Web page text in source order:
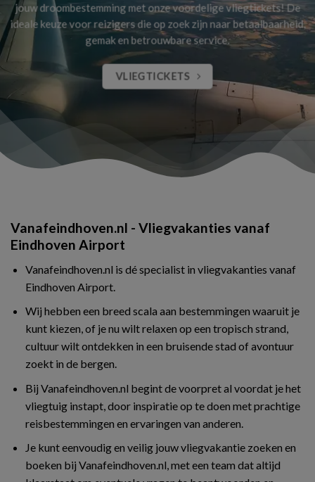
jouw droombestemming met onze voordelige vliegtickets! De
ideale keuze voor reizigers die op zoek zijn naar betaalbaarheid,
gemak en betrouwbare service.
VLIEGTICKETS
Vanafeindhoven.nl - Vliegvakanties vanaf
Eindhoven Airport
Vanafeindhoven.nl is dé specialist in vliegvakanties vanaf
Eindhoven Airport.
Wij hebben een breed scala aan bestemmingen waaruit je
kunt kiezen, of je nu wilt relaxen op een tropisch strand,
cultuur wilt ontdekken in een bruisende stad of avontuur
zoekt in de bergen.
Bij Vanafeindhoven.nl begint de voorpret al voordat je het
vliegtuig instapt, door inspiratie op te doen met prachtige
reisbestemmingen en ervaringen van anderen.
Je kunt eenvoudig en veilig jouw vliegvakantie zoeken en
boeken bij Vanafeindhoven.nl, met een team dat altijd